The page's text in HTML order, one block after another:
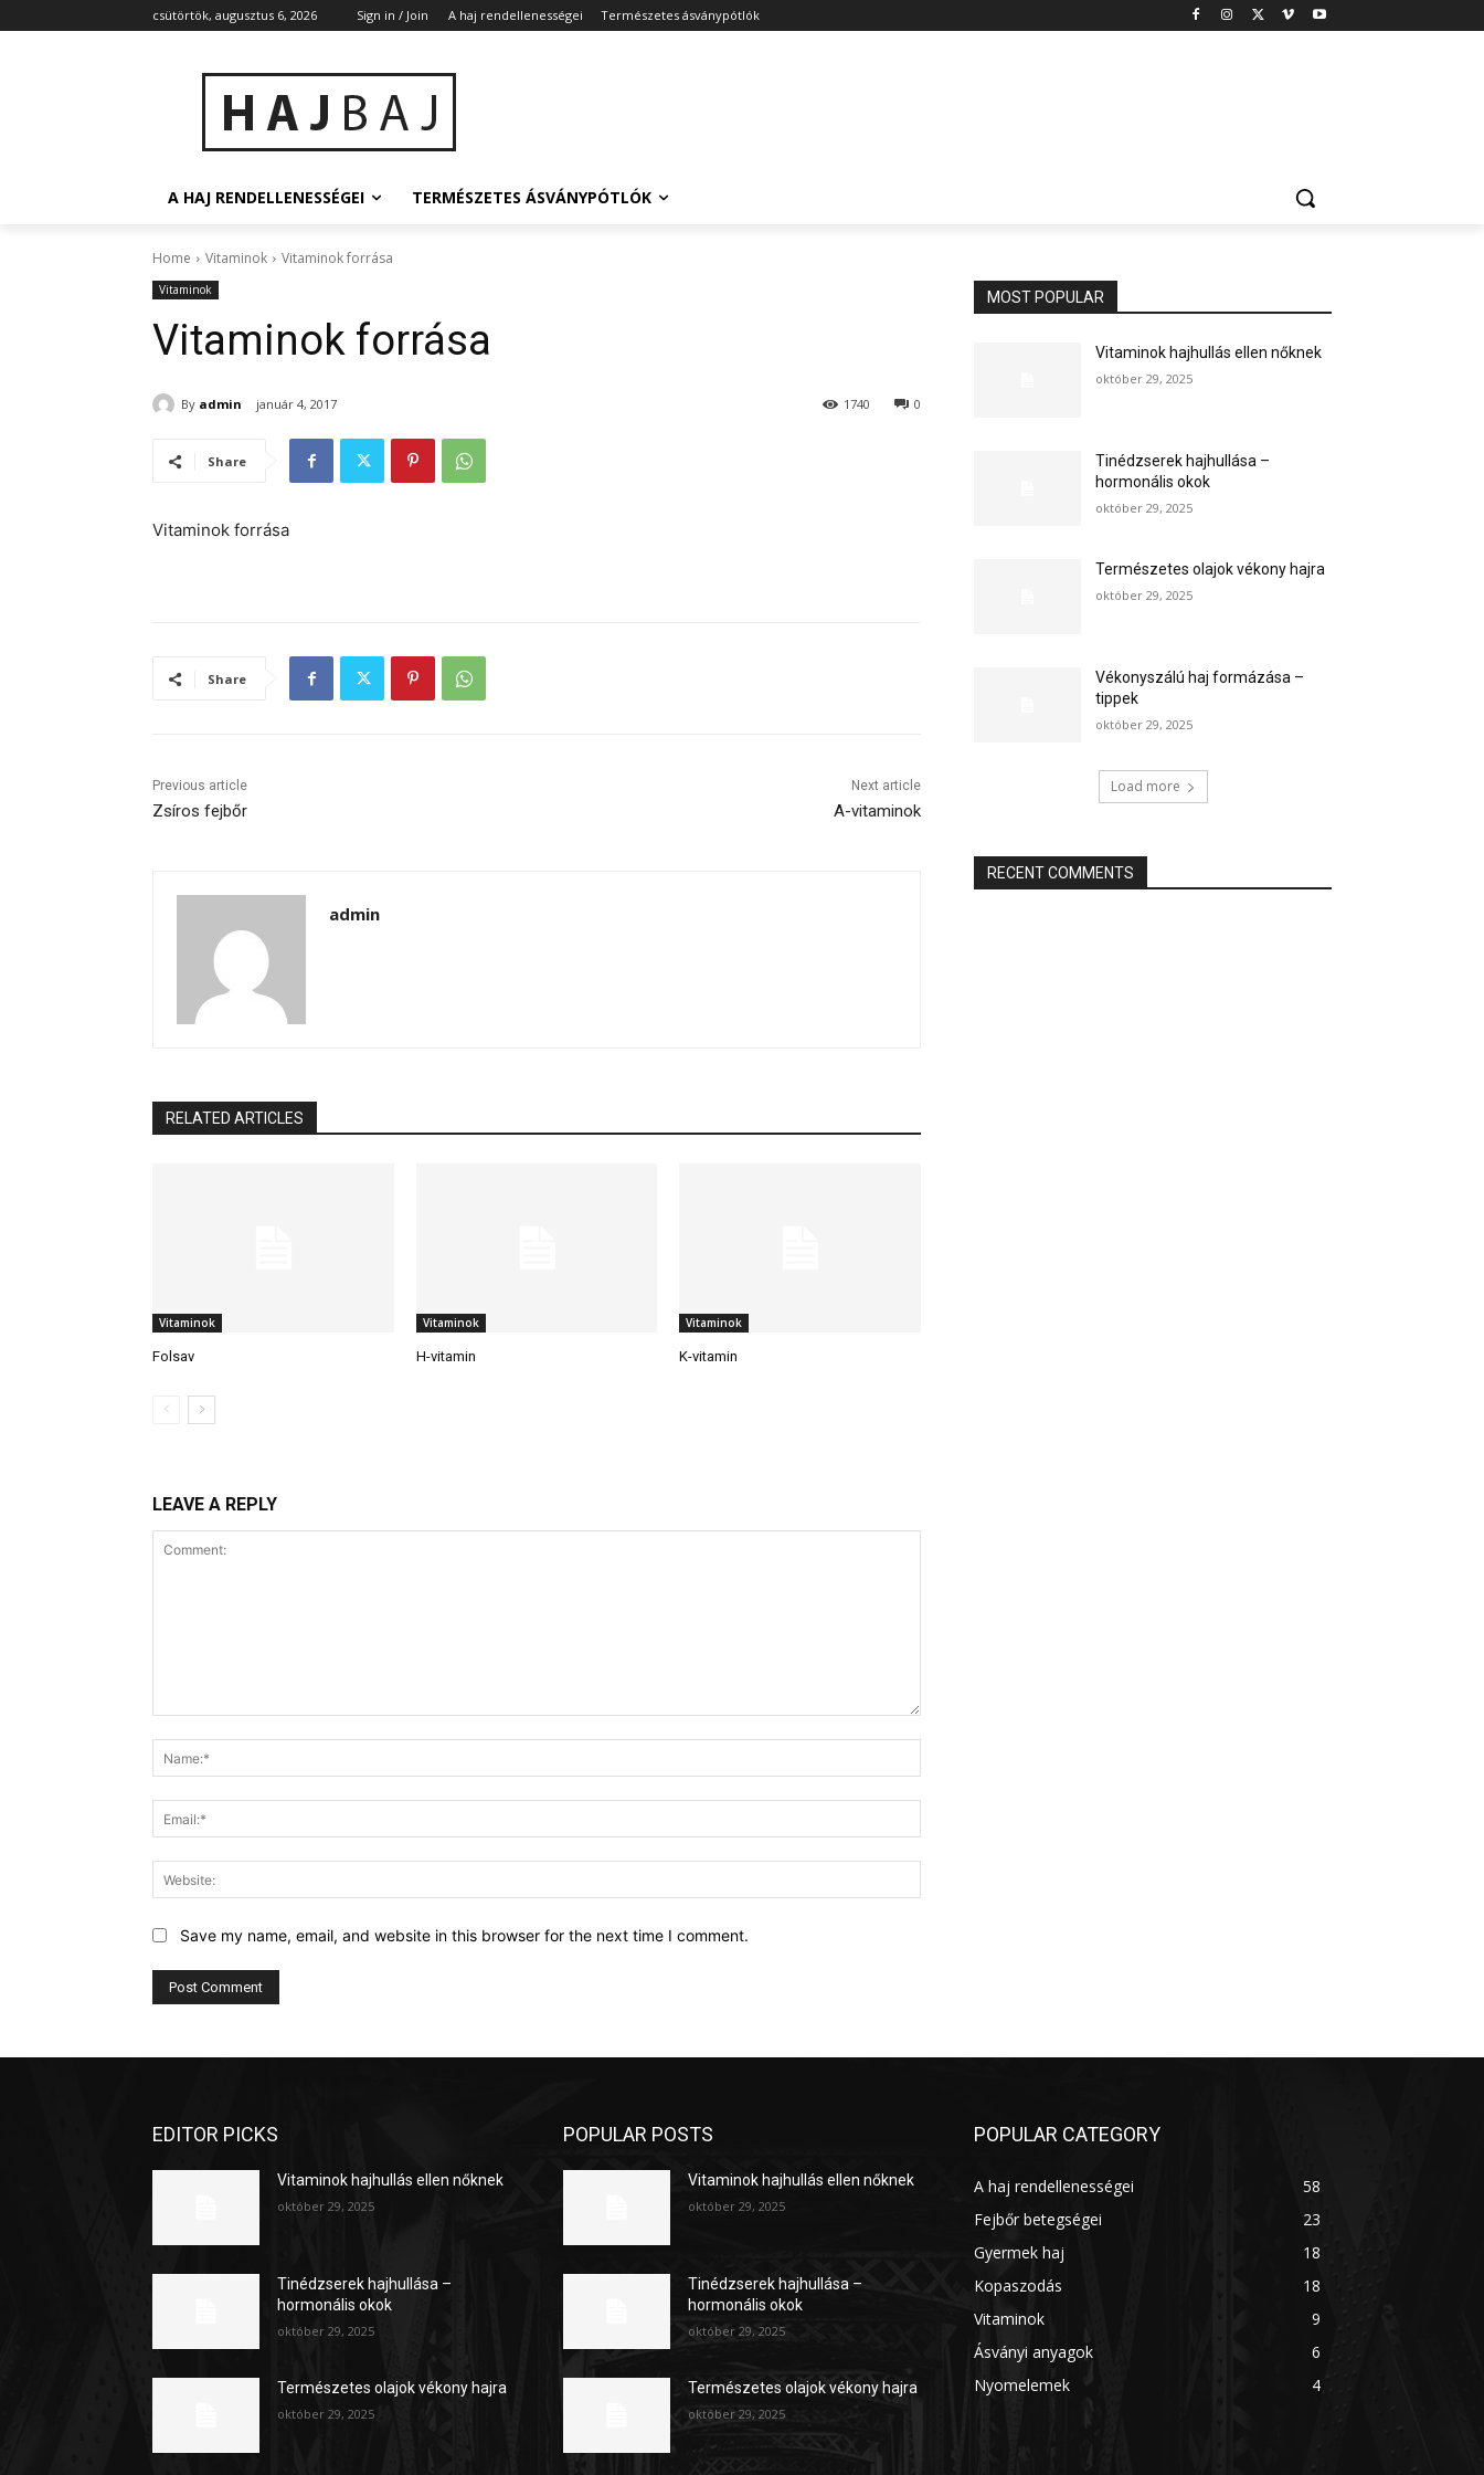
csütörtök, augusztus 6, 2026 Sign in / Join A haj rendellenességei Természetes ásványpótlók
A HAJ RENDELLENESSÉGEI TERMÉSZETES ÁSVÁNYPÓTLÓK
Home Vitaminok Vitaminok forrása
Vitaminok
Vitaminok forrása
By admin január 4, 2017 0
1740
Share
Vitaminok forrása
Share
Previous article
Zsíros fejbőr
Next article
A-vitaminok
admin
RELATED ARTICLES
Vitaminok
Folsav
Vitaminok
H-vitamin
Vitaminok
K-vitamin
LEAVE A REPLY
Save my name, email, and website in this browser for the next time I comment.
MOST POPULAR
Vitaminok hajhullás ellen nőknek
október 29, 2025
Tinédzserek hajhullása –
hormonális okok
október 29, 2025
Természetes olajok vékony hajra
október 29, 2025
Vékonyszálú haj formázása –
tippek
október 29, 2025
Load more
RECENT COMMENTS
EDITOR PICKS
Vitaminok hajhullás ellen nőknek
október 29, 2025
Tinédzserek hajhullása –
hormonális okok
október 29, 2025
Természetes olajok vékony hajra
október 29, 2025
POPULAR POSTS
Vitaminok hajhullás ellen nőknek
október 29, 2025
Tinédzserek hajhullása –
hormonális okok
október 29, 2025
Természetes olajok vékony hajra
október 29, 2025
POPULAR CATEGORY
A haj rendellenességei
58
Fejbőr betegségei
23
Gyermek haj
18
Kopaszodás
18
Vitaminok
9
Ásványi anyagok
6
Nyomelemek
4